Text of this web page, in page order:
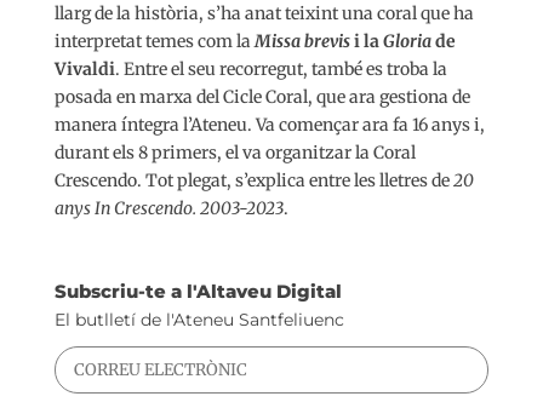
llarg de la història, s’ha anat teixint una coral que ha
interpretat temes com la Missa brevisi la Gloriade
Vivaldi. Entre el seu recorregut, també es troba la
posada en marxa del Cicle Coral, que ara gestiona de
manera íntegra l’Ateneu. Va començar ara fa 16 anys i,
durant els 8 primers, el va organitzar la Coral
Crescendo. Tot plegat, s’explica entre les lletres de 20
anys In Crescendo. 2003-2023.
Subscriu-te a l'Altaveu Digital
El butlletí de l'Ateneu Santfeliuenc